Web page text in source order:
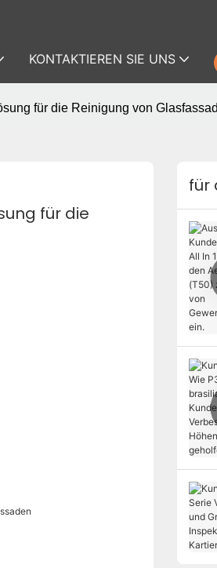
KONTAKTIEREN SIE UNS
für die Reinigung von
für die
für